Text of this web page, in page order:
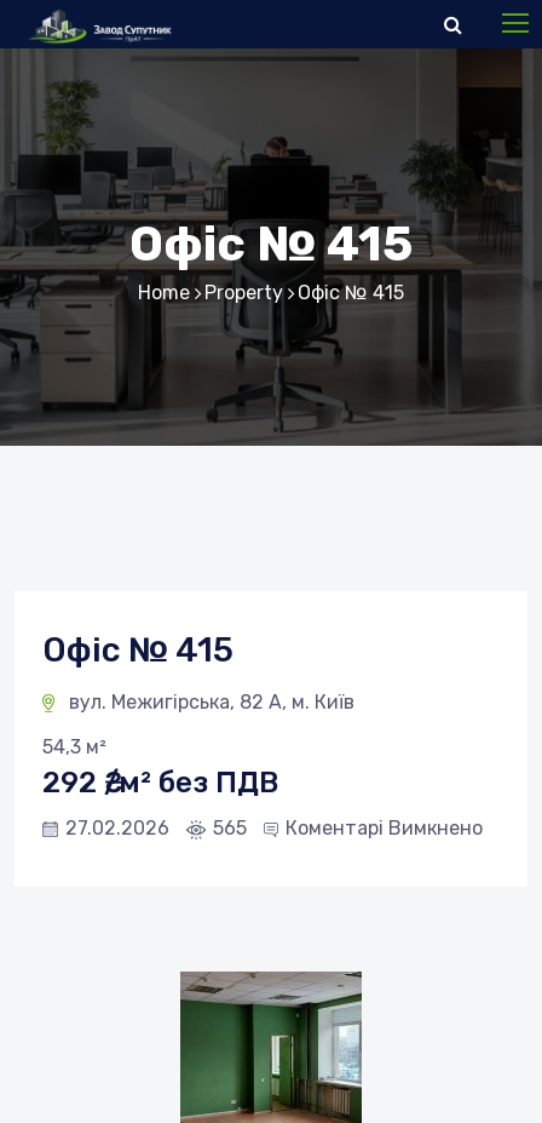
Офіс № 415
Home Property Офіс № 415
Офіс № 415
вул. Межигірська, 82 А, м. Київ
54,3 м²
292 ₴/м² без ПДВ
27.02.2026 565 Коментарі Вимкнено